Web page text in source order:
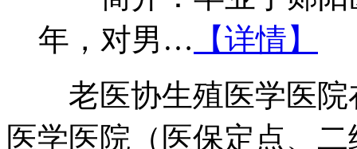
年，对男… 【详情】
老医协生殖医学医院
医学医院（医保定点、